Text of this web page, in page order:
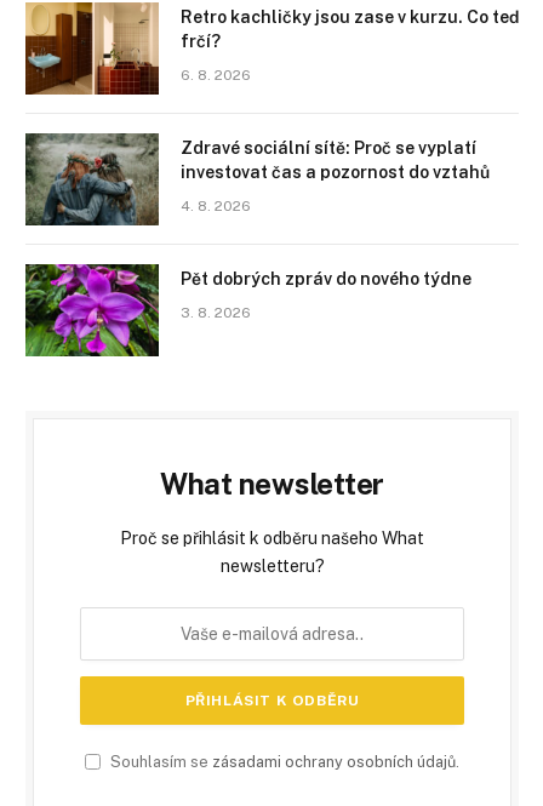
Retro kachličky jsou zase v kurzu. Co teď
frčí?
6. 8. 2026
Zdravé sociální sítě: Proč se vyplatí
investovat čas a pozornost do vztahů
4. 8. 2026
Pět dobrých zpráv do nového týdne
3. 8. 2026
What newsletter
Proč se přihlásit k odběru našeho What
newsletteru?
Souhlasím se zásadami ochrany osobních údajů